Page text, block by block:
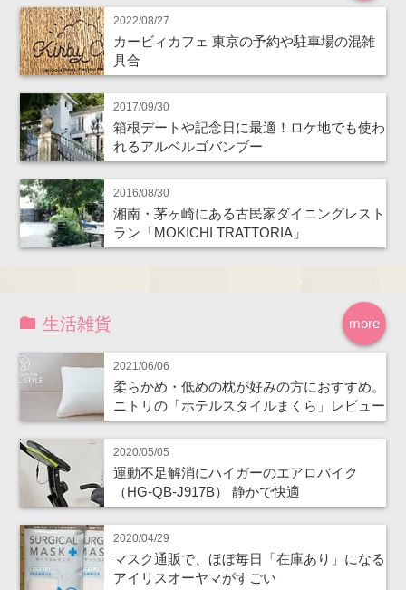
2022/08/27
カービィカフェ 東京の予約や駐車場の混雑
具合
2017/09/30
箱根デートや記念日に最適！ロケ地でも使わ
れるアルベルゴバンブー
2016/08/30
湘南・茅ヶ崎にある古民家ダイニングレスト
ラン「MOKICHI TRATTORIA」
more
生活雑貨
2021/06/06
柔らかめ・低めの枕が好みの方におすすめ。
ニトリの「ホテルスタイルまくら」レビュー
2020/05/05
運動不足解消にハイガーのエアロバイク
（HG-QB-J917B） 静かで快適
2020/04/29
マスク通販で、ほぼ毎日「在庫あり」になる
アイリスオーヤマがすごい